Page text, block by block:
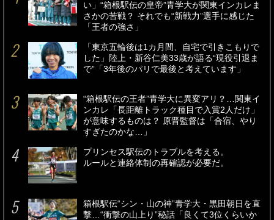
い」“箱根駅伝の皇帝”青学大が関東インカレま
さかの苦戦？ それでも“新戦力”選手に感じた
「王者の強さ」
「東京五輪後は1カ月間、自宅で引きこもりで
した」陸上・新谷仁美33歳が語る“現役引退ま
で”「3年後のパリで最後と考えています」
“箱根駅伝の王者”青学大に異変アリ？…関東イ
ンカレ「長距離トラック種目で入賞2人だけ」
が意味するものは？ 原晋監督は「合宿、やり
すぎたのかな…」
プリンセス駅伝のトラブルを考える。
ルールと連絡体制の再確認が必要だ。
箱根駅伝“シン・山の神”青学大・黒田朝日を直
撃…“衝撃の山上り”秘話「良くて3位くらいか